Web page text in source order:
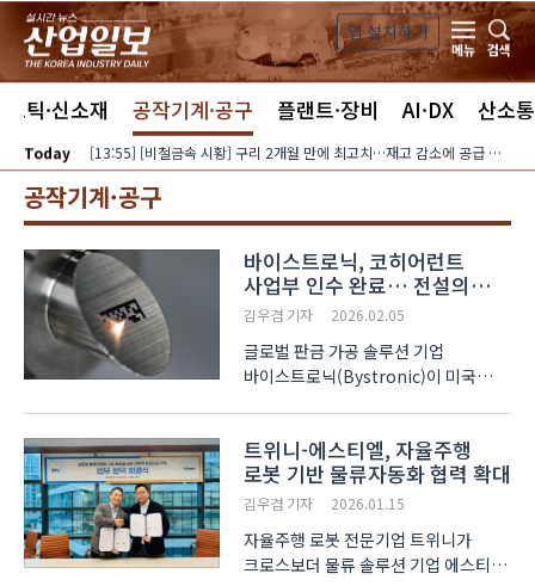
본문 바로가기
앱 설치하기
메뉴
검색
틱·신소재 공작기계·공구 플랜트·장비 AI·DX 산소통
Today [13:55] [비철금속 시황] 구리 2개월 만에 최고치…재고 감소에 공급 부족 우려 확대
공작기계·공구
바이스트로닉, 코히어런트
사업부 인수 완료… 전설의
‘로핀’ 브랜드 부활
김우겸 기자 2026.02.05
글로벌 판금 가공 솔루션 기업
바이스트로닉(Bystronic)이 미국
Division) 인수를 최종 마무리했다.
이번 인수로 바이스트로닉은 과거
레이저 시장을 호령했던 브랜드 ‘로핀
(Rof..
트위니-에스티엘, 자율주행
로봇 기반 물류자동화 협력 확대
김우겸 기자 2026.01.15
자율주행 로봇 전문기업 트위니가
크로스보더 물류 솔루션 기업 에스티엘